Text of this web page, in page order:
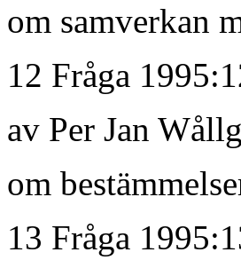
om samverkan
12 Fråga
av Per Jan
om
13 Fråga